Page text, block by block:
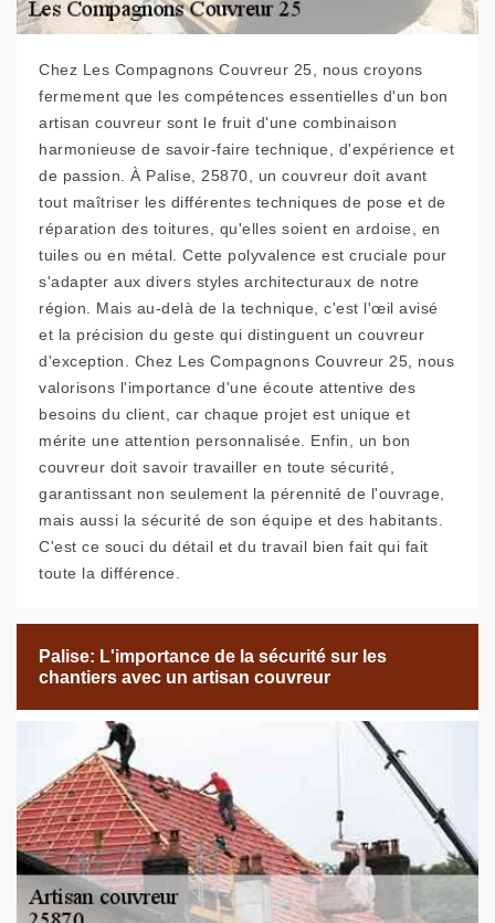
Chez Les Compagnons Couvreur 25, nous croyons
fermement que les compétences essentielles d'un bon
artisan couvreur sont le fruit d'une combinaison
harmonieuse de savoir-faire technique, d'expérience et
de passion. À Palise, 25870, un couvreur doit avant
tout maîtriser les différentes techniques de pose et de
réparation des toitures, qu'elles soient en ardoise, en
tuiles ou en métal. Cette polyvalence est cruciale pour
s'adapter aux divers styles architecturaux de notre
région. Mais au-delà de la technique, c'est l'œil avisé
et la précision du geste qui distinguent un couvreur
d'exception. Chez Les Compagnons Couvreur 25, nous
valorisons l'importance d'une écoute attentive des
besoins du client, car chaque projet est unique et
mérite une attention personnalisée. Enfin, un bon
couvreur doit savoir travailler en toute sécurité,
garantissant non seulement la pérennité de l'ouvrage,
mais aussi la sécurité de son équipe et des habitants.
C'est ce souci du détail et du travail bien fait qui fait
toute la différence.
Palise: L'importance de la sécurité sur les
chantiers avec un artisan couvreur